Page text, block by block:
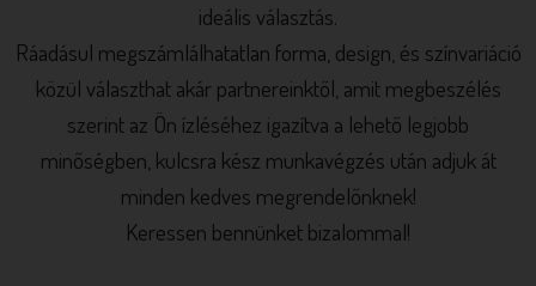
ideális választás.
Ráadásul megszámlálhatatlan forma, design, és színvariáció
közül választhat akár partnereinktől, amit megbeszélés
szerint az Ön ízléséhez igazítva a lehető legjobb
minőségben, kulcsra kész munkavégzés után adjuk át
minden kedves megrendelőnknek!
Keressen bennünket bizalommal!